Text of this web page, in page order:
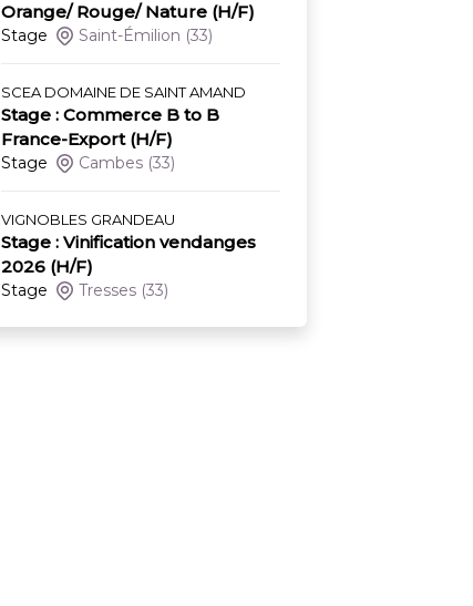
Orange/ Rouge/ Nature (H/F)
Stage Saint-Émilion (33)
SCEA DOMAINE DE SAINT AMAND
Stage : Commerce B to B
France-Export (H/F)
Stage Cambes (33)
VIGNOBLES GRANDEAU
Stage : Vinification vendanges
2026 (H/F)
Stage Tresses (33)